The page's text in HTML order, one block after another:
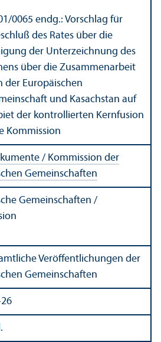
0065 endg.: Vorschlag für
des Rates über die
der Unterzeichnung des
über die Zusammenarbeit
der Europäischen
und Kasachstan auf
der kontrollierten Kernfusion
Kommission
/ Kommission der
Gemeinschaften
Gemeinschaften /
Veröffentlichungen der
Gemeinschaften